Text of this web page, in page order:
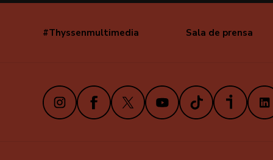
Navegación
#Thyssenmultimedia Sala de prensa
InstagramFacebook
X YoutubeTikTokiVoox